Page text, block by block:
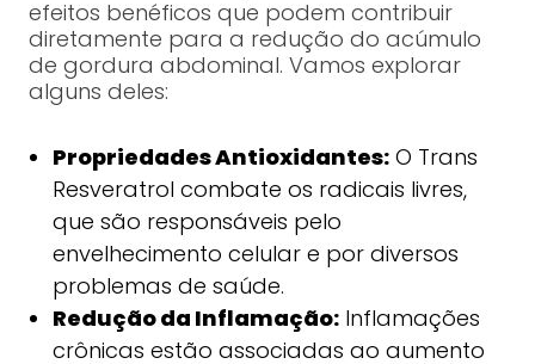
efeitos benéficos que podem contribuir
diretamente para a redução do acúmulo
de gordura abdominal. Vamos explorar
alguns deles:
Propriedades Antioxidantes:O Trans
Resveratrol combate os radicais livres,
que são responsáveis pelo
envelhecimento celular e por diversos
problemas de saúde.
Redução da Inflamação:Inflamações
crônicas estão associadas ao aumento